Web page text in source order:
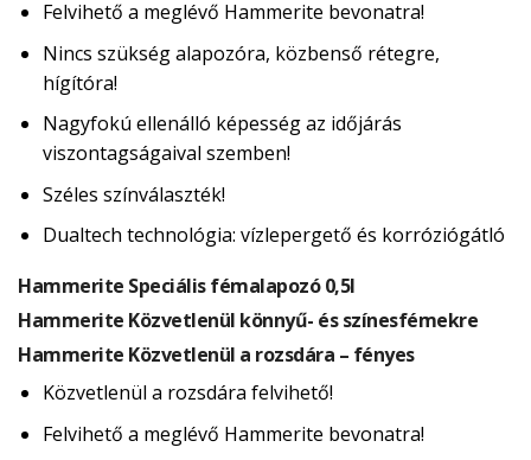
Felvihető a meglévő Hammerite bevonatra!
Nincs szükség alapozóra, közbenső rétegre,
hígítóra!
Nagyfokú ellenálló képesség az időjárás
viszontagságaival szemben!
Széles színválaszték!
Dualtech technológia: vízlepergető és korróziógátló
Hammerite Speciális fémalapozó 0,5l
Hammerite Közvetlenül könnyű- és színesfémekre
Hammerite Közvetlenül a rozsdára – fényes
Közvetlenül a rozsdára felvihető!
Felvihető a meglévő Hammerite bevonatra!